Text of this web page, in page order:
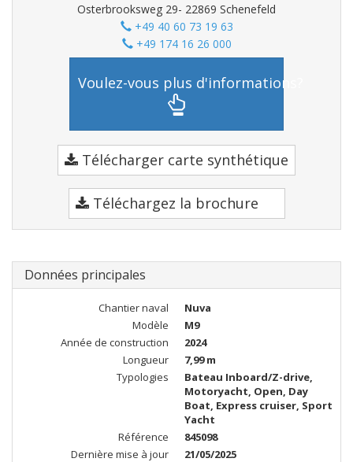
Osterbrooksweg 29- 22869 Schenefeld
+49 40 60 73 19 63
+49 174 16 26 000
Voulez-vous plus d'informations?
Télécharger carte synthétique
Téléchargez la brochure
Données principales
Chantier naval
Nuva
Modèle
M9
Année de construction
2024
Longueur
7,99 m
Typologies
Bateau Inboard/Z-drive,
Motoryacht, Open, Day
Boat, Express cruiser, Sport
Yacht
Référence
845098
Dernière mise à jour
21/05/2025